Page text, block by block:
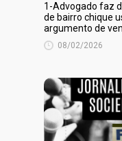
1-Advogado faz
de bairro chique
argumento de
08/02/2026